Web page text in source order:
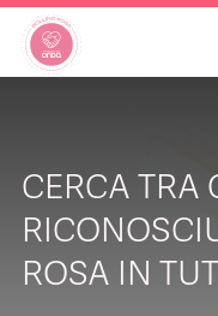
INIZIATIVE
NOTIZIE
CERCA TRA
ROSA IN